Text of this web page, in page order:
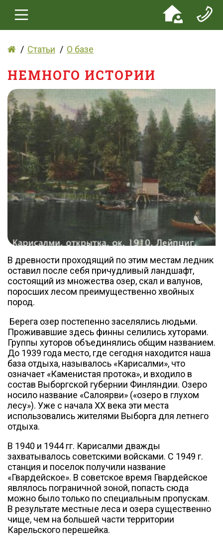
Статьи О базе
НЕМНОГО ИСТОРИИ
В древности проходящий по этим местам ледник
оставил после себя причудливый ландшафт,
состоящий из множества озер, скал и валунов,
поросших лесом преимущественно хвойных
пород.
Берега озер постепенно заселялись людьми.
Проживавшие здесь финны селились хуторами.
Группы хуторов объединялись общим названием.
До 1939 года место, где сегодня находится наша
база отдыха, называлось «Карисалми», что
означает «Каменистая протока», и входило в
состав Выборгской губернии Финляндии. Озеро
носило название «Салоярви» («озеро в глухом
лесу»). Уже с начала ХХ века эти места
использовались жителями Выборга для летнего
отдыха.
В 1940 и 1944 гг. Карисалми дважды
захватывалось советскими войсками. С 1949 г.
станция и поселок получили название
«Гвардейское». В советское время Гвардейское
являлось пограничной зоной, попасть сюда
можно было только по специальным пропускам.
В результате местные леса и озера существенно
чище, чем на большей части территории
Карельского перешейка.